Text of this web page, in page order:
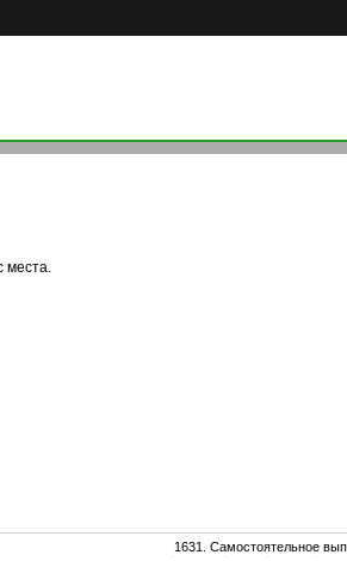
места.
1631. Самостоятельное